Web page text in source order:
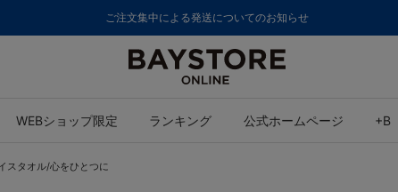
ご注文集中による発送についてのお知らせ
WEBショップ限定 ランキング 公式ホームページ +B
スタオル/心をひとつに